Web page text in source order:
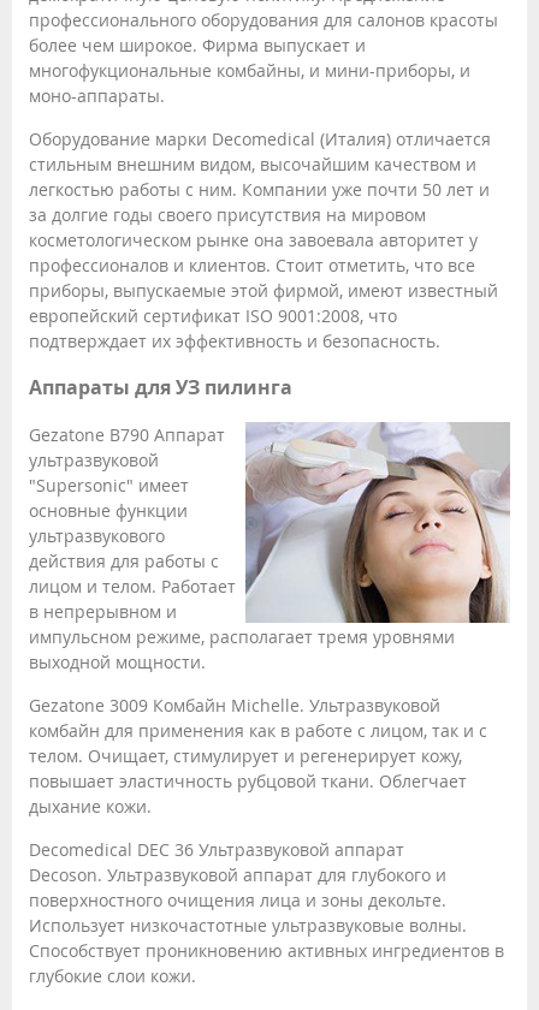
профессионального оборудования для салонов красоты
более чем широкое. Фирма выпускает и
многофукциональные комбайны, и мини-приборы, и
моно-аппараты.
Оборудование марки Decomedical (Италия) отличается
стильным внешним видом, высочайшим качеством и
легкостью работы с ним. Компании уже почти 50 лет и
за долгие годы своего присутствия на мировом
косметологическом рынке она завоевала авторитет у
профессионалов и клиентов. Стоит отметить, что все
приборы, выпускаемые этой фирмой, имеют известный
европейский сертификат ISO 9001:2008, что
подтверждает их эффективность и безопасность.
Аппараты для УЗ пилинга
Gezatone B790 Аппарат
ультразвуковой
"Supersonic" имеет
основные функции
ультразвукового
действия для работы с
лицом и телом. Работает
в непрерывном и
импульсном режиме, располагает тремя уровнями
выходной мощности.
Gezatone 3009 Комбайн Michelle. Ультразвуковой
комбайн для применения как в работе с лицом, так и с
телом. Очищает, стимулирует и регенерирует кожу,
повышает эластичность рубцовой ткани. Облегчает
дыхание кожи.
Decomedical DEC 36 Ультразвуковой аппарат
Decoson. Ультразвуковой аппарат для глубокого и
поверхностного очищения лица и зоны декольте.
Использует низкочастотные ультразвуковые волны.
Способствует проникновению активных ингредиентов в
глубокие слои кожи.